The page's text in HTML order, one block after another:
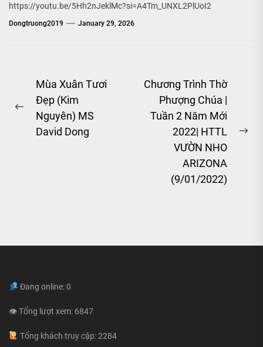
https://youtu.be/5Hh2nJeklMc?si=A4Tm_UNXL2PlUoI2
Dongtruong2019 January 29, 2026
Post
navigation
Previous
post:
Mùa Xuân Tươi
Đẹp (Kim
Nguyên) MS
David Dong
Chương Trình Thờ
Phượng Chúa |
Tuần 2 Năm Mới
2022| HTTL
VƯỜN NHO
ARIZONA
(9/01/2022)
Đang online: 0
👁 Tổng lượt xem: 6847
Tổng khách truy cập: 2284